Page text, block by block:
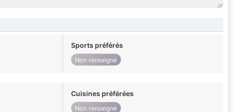
Sports préférés
Non renseigné
Cuisines préférées
Non renseigné